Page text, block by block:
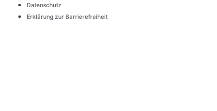
Datenschutz
Erklärung zur Barrierefreiheit